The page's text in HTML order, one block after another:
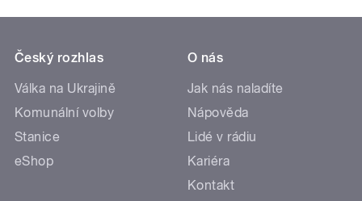
Český rozhlas
Válka na Ukrajině
Komunální volby
Stanice
eShop
O nás
Jak nás naladíte
Nápověda
Lidé v rádiu
Kariéra
Kontakt